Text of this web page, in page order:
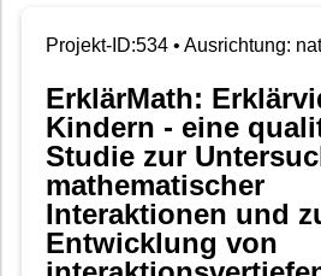
Projekt-ID:534 • Ausrichtung:
ErklärMath:
Kindern - eine
Studie zur
mathematischer
Interaktionen und
Entwicklung von